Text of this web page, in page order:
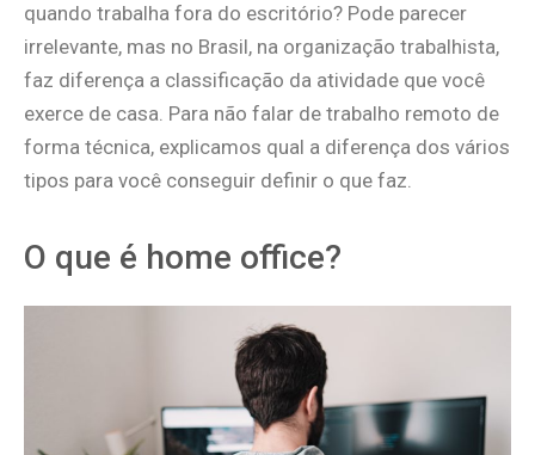
quando trabalha fora do escritório? Pode parecer
irrelevante, mas no Brasil, na organização trabalhista,
faz diferença a classificação da atividade que você
exerce de casa. Para não falar de trabalho remoto de
forma técnica, explicamos qual a diferença dos vários
tipos para você conseguir definir o que faz.
O que é home office?